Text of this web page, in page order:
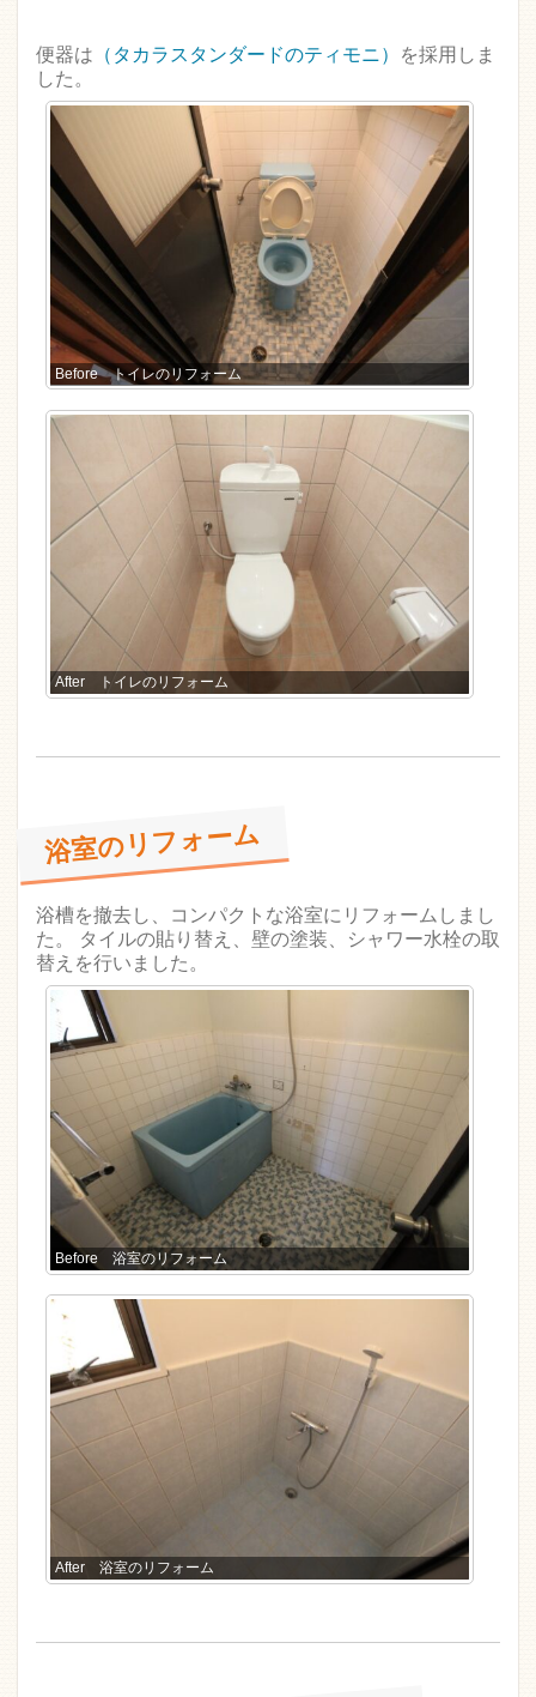
便器は （タカラスタンダードのティモニ）
を採用しま
した。
Before トイレのリフォーム
After トイレのリフォーム
浴室のリフォーム
浴槽を撤去し、コンパクトな浴室にリフォームしまし
た。 タイルの貼り替え、壁の塗装、シャワー水栓の取
替えを行いました。
Before 浴室のリフォーム
After 浴室のリフォーム